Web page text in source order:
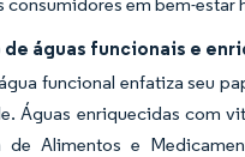
águas funcionais e
funcional enfatiza seu
Águas enriquecidas com
de Alimentos e